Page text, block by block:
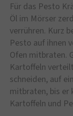
Für das Pesto
Öl im Mörser
verrühren. Kurz
Pesto auf ihnen
Ofen mitbraten.
Kartoffeln
schneiden, auf
mitbraten, bis er
Kartoffeln und